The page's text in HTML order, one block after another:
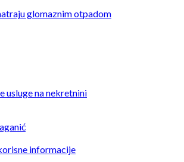
glomaznim otpadom
usluge na nekretnini
informacije